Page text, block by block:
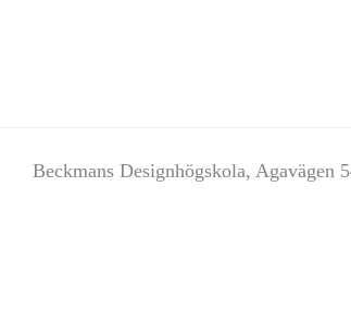
Beckmans Designhögskola, Agavägen